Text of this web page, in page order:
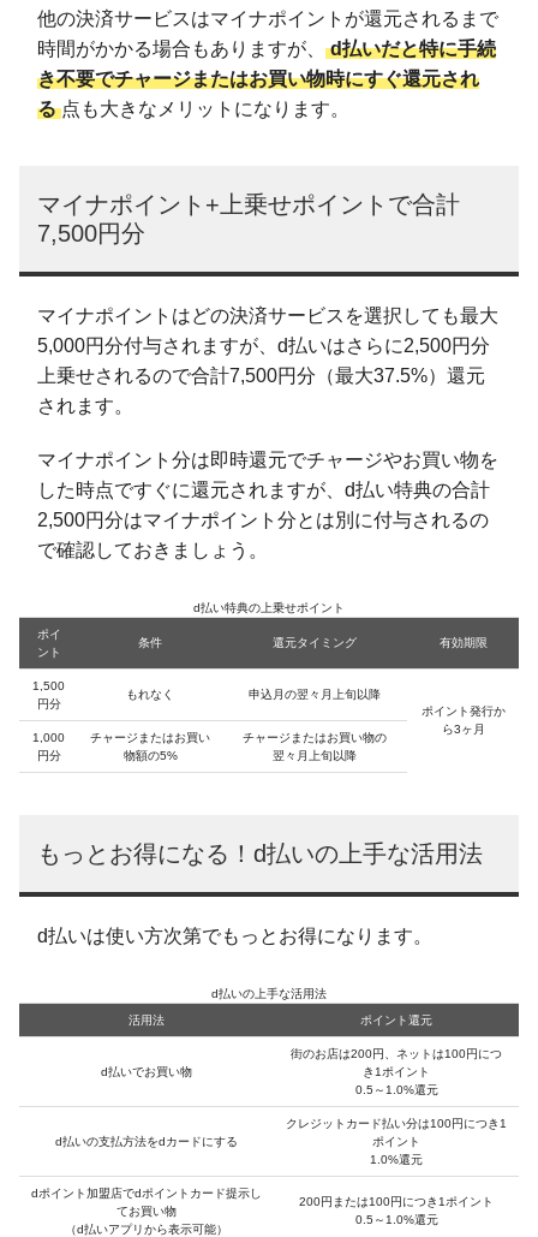
他の決済サービスはマイナポイントが還元されるまで
時間がかかる場合もありますが、 d払いだと特に手続
き不要でチャージまたはお買い物時にすぐ還元され
る 点も大きなメリットになります。
マイナポイント+上乗せポイントで合計
7,500円分
マイナポイントはどの決済サービスを選択しても最大
5,000円分付与されますが、d払いはさらに2,500円分
上乗せされるので合計7,500円分（最大37.5%）還元
されます。
マイナポイント分は即時還元でチャージやお買い物を
した時点ですぐに還元されますが、d払い特典の合計
2,500円分はマイナポイント分とは別に付与されるの
で確認しておきましょう。
d払い特典の上乗せポイント
ポイ
ント
条件 還元タイミング 有効期限
1,500
円分
もれなく
申込月の翌々月上旬以降
ポイント発行か
ら3ヶ月
1,000
円分
チャージまたはお買い
物額の5%
チャージまたはお買い物の
翌々月上旬以降
もっとお得になる！d払いの上手な活用法
d払いは使い方次第でもっとお得になります。
d払いの上手な活用法
活用法
ポイント還元
d払いでお買い物
街のお店は200円、ネットは100円につ
き1ポイント
0.5～1.0%還元
d払いの支払方法をdカードにする
クレジットカード払い分は100円につき1
ポイント
1.0%還元
dポイント加盟店でdポイントカード提示し
てお買い物
（d払いアプリから表示可能）
200円または100円につき1ポイント
0.5～1.0%還元